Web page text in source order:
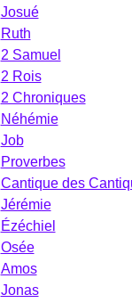
Josué
Ruth
2 Samuel
2 Rois
2 Chroniques
Néhémie
Job
Proverbes
Cantique des
Jérémie
Ézéchiel
Osée
Amos
Jonas